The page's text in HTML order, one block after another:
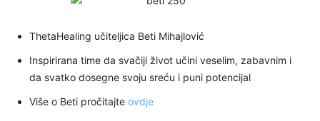
ThetaHealing učiteljica Beti Mihajlović
Inspirirana time da svačiji život učini veselim, zabavnim i
da svatko dosegne svoju sreću i puni potencijal
Više o Beti pročitajte ovdje